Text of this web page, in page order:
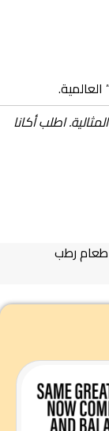
اطلب أكانا
طعام رطب